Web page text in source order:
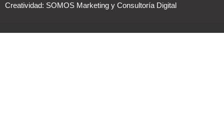
Creatividad: SOMOS Marketing y Consultoría Digital